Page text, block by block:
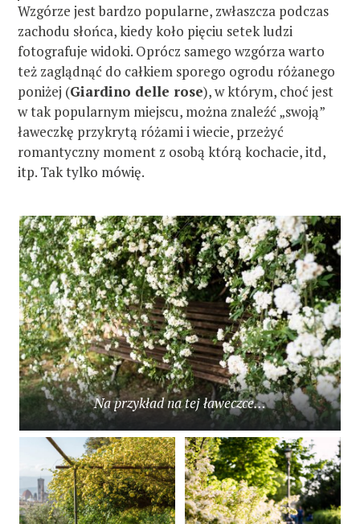
Wzgórze jest bardzo popularne, zwłaszcza podczas
zachodu słońca, kiedy koło pięciu setek ludzi
fotografuje widoki. Oprócz samego wzgórza warto
też zaglądnąć do całkiem sporego ogrodu różanego
poniżej (Giardino delle rose), w którym, choć jest
w tak popularnym miejscu, można znaleźć „swoją”
ławeczkę przykrytą różami i wiecie, przeżyć
romantyczny moment z osobą którą kochacie, itd,
itp. Tak tylko mówię.
Na przykład na tej ławeczce…
W
y